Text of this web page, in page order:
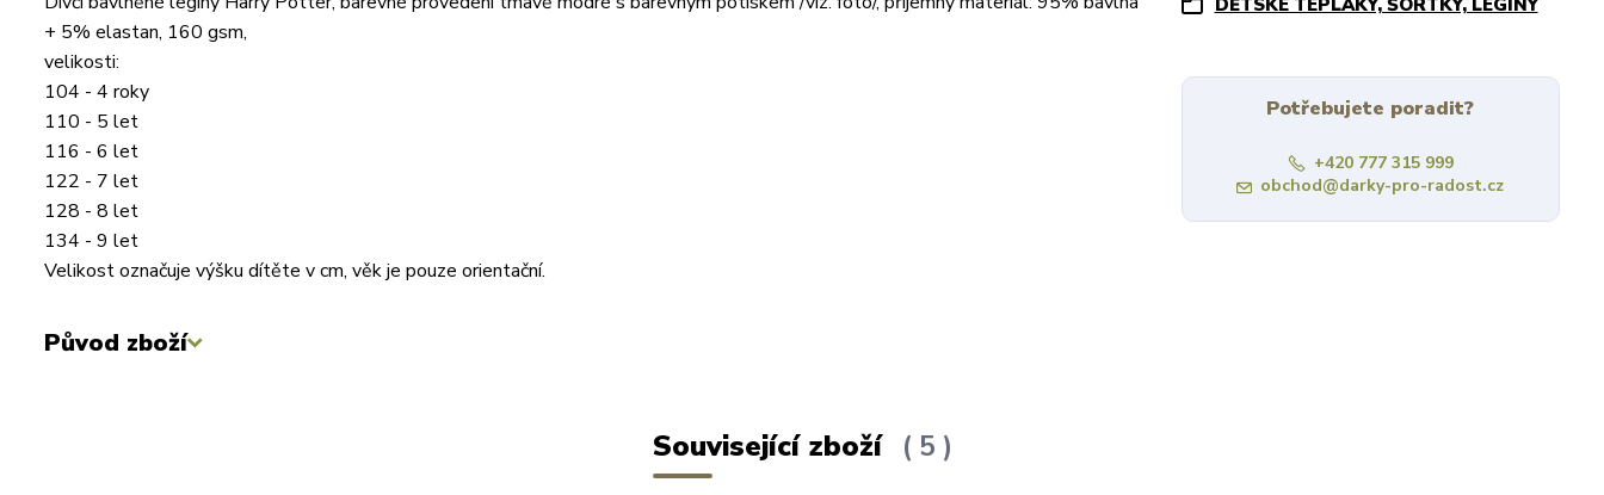
+ 5% elastan, 160 gsm,
velikosti:
104 - 4 roky
110 - 5 let
116 - 6 let
122 - 7 let
128 - 8 let
134 - 9 let
Velikost označuje výšku dítěte v cm, věk je pouze orientační.
Původ zboží
DĚTSKÉ TEPLÁKY, ŠORTKY, LEGÍNY
Potřebujete poradit?
+420 777 315 999
obchod@darky-pro-radost.cz
Související zboží 5